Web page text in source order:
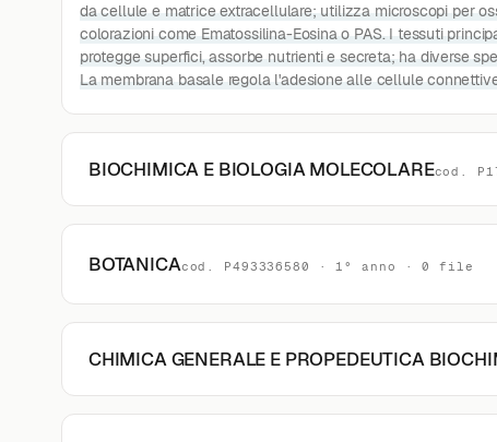
da cellule e matrice extracellulare; utilizza microscopi per
colorazioni come Ematossilina-Eosina o PAS. I tessuti
protegge superfici, assorbe nutrienti e secreta; ha diverse
La membrana basale regola l'adesione alle cellule
BIOCHIMICA E BIOLOGIA MOLECOLAREcod.
BOTANICAcod. P493336580 · 1° anno · 0 file
CHIMICA GENERALE E PROPEDEUTICA